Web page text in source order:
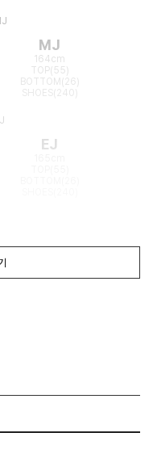
MJ
164cm
TOP(55)
BOTTOM(26)
EJ